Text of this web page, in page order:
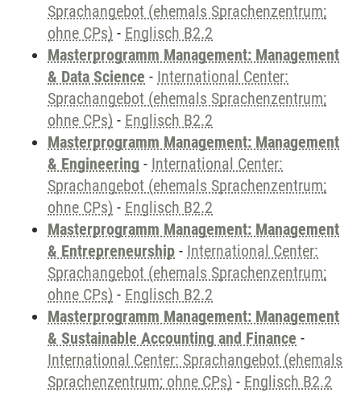
Sprachangebot (ehemals Sprachenzentrum;
ohne CPs) - Englisch B2.2
Masterprogramm Management: Management
& Data Science - International Center:
Sprachangebot (ehemals Sprachenzentrum;
ohne CPs) - Englisch B2.2
Masterprogramm Management: Management
& Engineering - International Center:
Sprachangebot (ehemals Sprachenzentrum;
ohne CPs) - Englisch B2.2
Masterprogramm Management: Management
& Entrepreneurship - International Center:
Sprachangebot (ehemals Sprachenzentrum;
ohne CPs) - Englisch B2.2
Masterprogramm Management: Management
& Sustainable Accounting and Finance -
International Center: Sprachangebot (ehemals
Sprachenzentrum; ohne CPs) - Englisch B2.2